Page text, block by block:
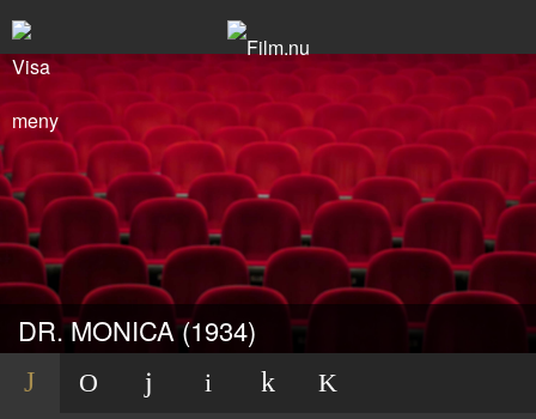
DR. MONICA (1934)